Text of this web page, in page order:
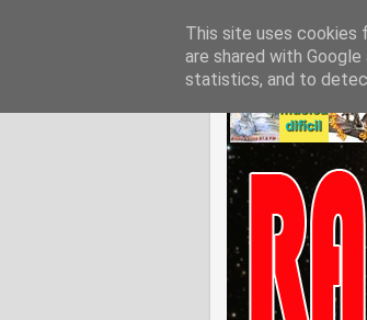
This site uses cookies
are shared with
statistics, and to